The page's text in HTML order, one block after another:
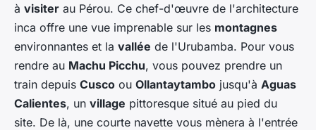
à visiter au Pérou. Ce chef-d'œuvre de l'architecture
inca offre une vue imprenable sur les montagnes
environnantes et la vallée de l'Urubamba. Pour vous
rendre au Machu Picchu, vous pouvez prendre un
train depuis Cusco ou Ollantaytambo jusqu'à Aguas
Calientes, un village pittoresque situé au pied du
site. De là, une courte navette vous mènera à l'entrée